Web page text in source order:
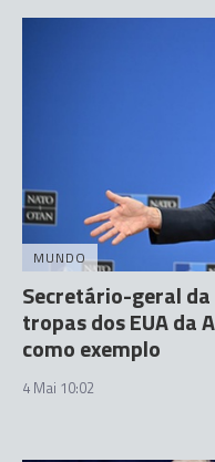
MUNDO
Secretário-geral
tropas dos EUA da
como exemplo
4 Mai 10:02